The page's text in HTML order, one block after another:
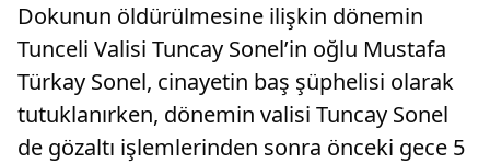
Dokunun öldürülmesine ilişkin dönemin
Tunceli Valisi Tuncay Sonel’in oğlu Mustafa
Türkay Sonel, cinayetin baş şüphelisi olarak
tutuklanırken, dönemin valisi Tuncay Sonel
de gözaltı işlemlerinden sonra önceki gece 5